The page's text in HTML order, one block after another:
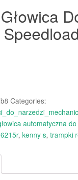
Categories:
automatyczna
, kenny s, trampki